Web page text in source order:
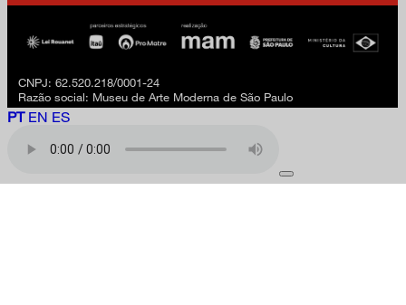
CNPJ: 62.520.218/0001-24
Razão social: Museu de Arte Moderna de São Paulo
PT EN ES